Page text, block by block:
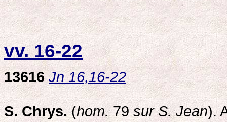
vv. 16-22
13616 Jn 16,16-22
S. Chrys.(hom.79sur S. Jean).